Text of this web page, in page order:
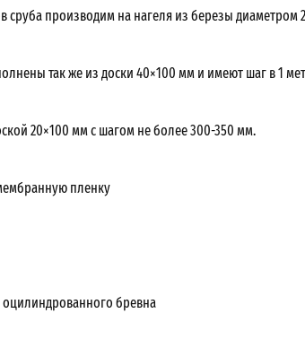
сруба производим на нагеля из березы диаметром
так же из доски 40×100 мм и имеют шаг в 1
20×100 мм с шагом не более 300-350 мм.
пленку
бревна